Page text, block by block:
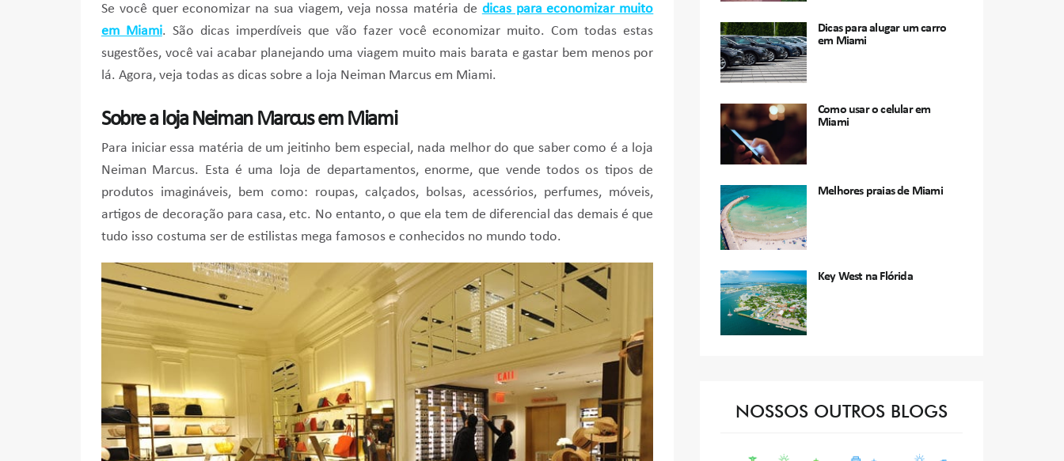
Se você quer economizar na sua viagem, veja nossa matéria de dicas para economizar muito
em Miami. São dicas imperdíveis que vão fazer você economizar muito. Com todas estas
sugestões, você vai acabar planejando uma viagem muito mais barata e gastar bem menos por
lá. Agora, veja todas as dicas sobre a loja Neiman Marcus em Miami.
Sobre a loja Neiman Marcus em Miami
Para iniciar essa matéria de um jeitinho bem especial, nada melhor do que saber como é a loja
Neiman Marcus. Esta é uma loja de departamentos, enorme, que vende todos os tipos de
produtos imagináveis, bem como: roupas, calçados, bolsas, acessórios, perfumes, móveis,
artigos de decoração para casa, etc. No entanto, o que ela tem de diferencial das demais é que
tudo isso costuma ser de estilistas mega famosos e conhecidos no mundo todo.
Dicas para alugar um carro
em Miami
Como usar o celular em
Miami
Melhores praias de Miami
Key West na Flórida
NOSSOS OUTROS BLOGS